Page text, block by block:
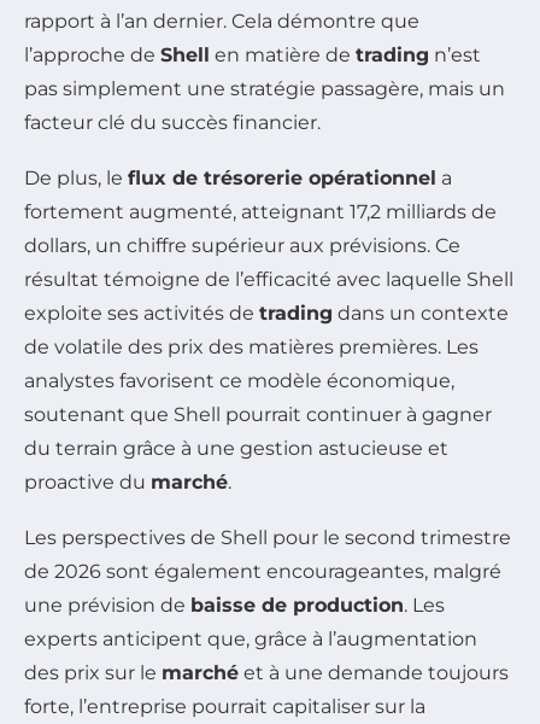
rapport à l’an dernier. Cela démontre que
l’approche de Shell en matière de trading n’est
pas simplement une stratégie passagère, mais un
facteur clé du succès financier.
De plus, le flux de trésorerie opérationnel a
fortement augmenté, atteignant 17,2 milliards de
dollars, un chiffre supérieur aux prévisions. Ce
résultat témoigne de l’efficacité avec laquelle Shell
exploite ses activités de trading dans un contexte
de volatile des prix des matières premières. Les
analystes favorisent ce modèle économique,
soutenant que Shell pourrait continuer à gagner
du terrain grâce à une gestion astucieuse et
proactive du marché.
Les perspectives de Shell pour le second trimestre
de 2026 sont également encourageantes, malgré
une prévision de baisse de production. Les
experts anticipent que, grâce à l’augmentation
des prix sur le marché et à une demande toujours
forte, l’entreprise pourrait capitaliser sur la